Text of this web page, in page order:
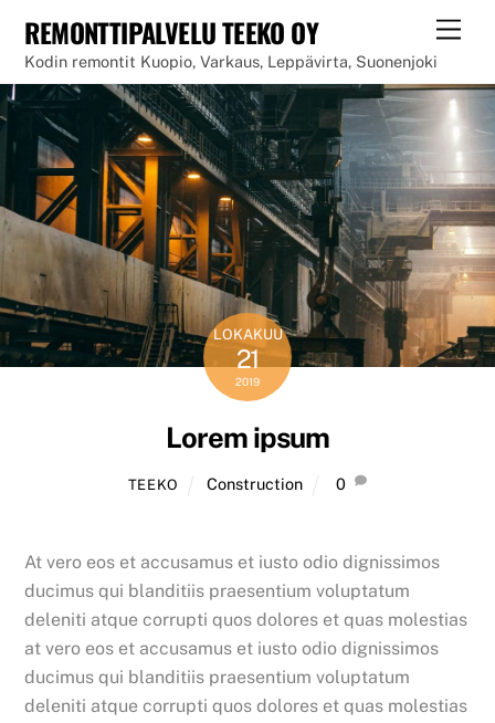
content
REMONTTIPALVELU TEEKO OY
Kodin remontit Kuopio, Varkaus, Leppävirta, Suonenjoki
LOKAKUU
21
2019
Lorem ipsum
TEEKO Construction 0
At vero eos et accusamus et iusto odio dignissimos
ducimus qui blanditiis praesentium voluptatum
deleniti atque corrupti quos dolores et quas molestias
at vero eos et accusamus et iusto odio dignissimos
ducimus qui blanditiis praesentium voluptatum
deleniti atque corrupti quos dolores et quas molestias